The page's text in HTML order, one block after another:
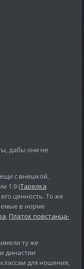
дабы они не
с внешкой,
1.9 (Тарелка
ценность. То же
в норме
, Платок повстанца-
ту же
династии
для ношения,